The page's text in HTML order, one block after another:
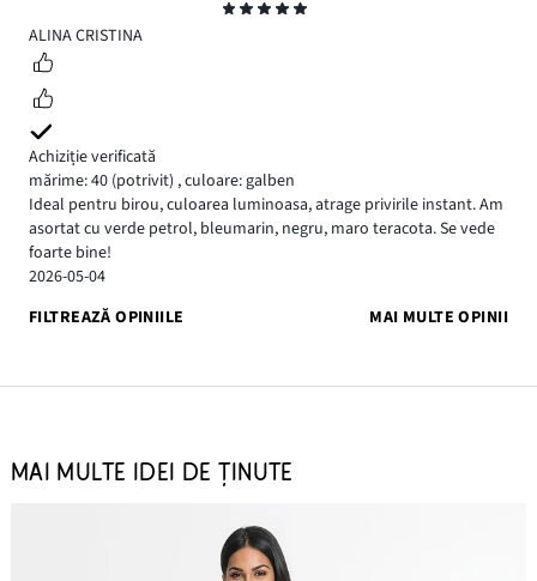
5
ALINA CRISTINA
Achiziție verificată
mărime: 40 (potrivit) ,culoare: galben
Ideal pentru birou, culoarea luminoasa, atrage privirile instant. Am
asortat cu verde petrol, bleumarin, negru, maro teracota. Se vede
foarte bine!
2026-05-04
FILTREAZĂ OPINIILE
MAI MULTE OPINII
MAI MULTE IDEI DE ȚINUTE